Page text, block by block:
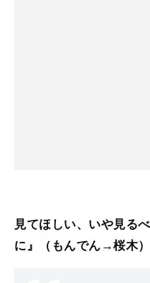
見てほしい、いや見る
に』（もんでん→桜木）